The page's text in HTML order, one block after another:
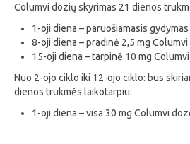
Columvi dozių skyrimas 21 dienos
1-oji diena – paruošiamasis
8-oji diena – pradinė 2,5 mg
15-oji diena – tarpinė 10 mg
Nuo 2-ojo ciklo iki 12-ojo ciklo: bus
dienos trukmės laikotarpiu:
1-oji diena – visa 30 mg Columvi